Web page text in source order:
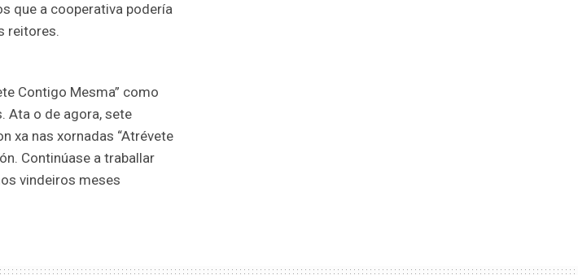
que a cooperativa podería
reitores.
Contigo Mesma” como
Ata o de agora, sete
xa nas xornadas “Atrévete
Continúase a traballar
vindeiros meses